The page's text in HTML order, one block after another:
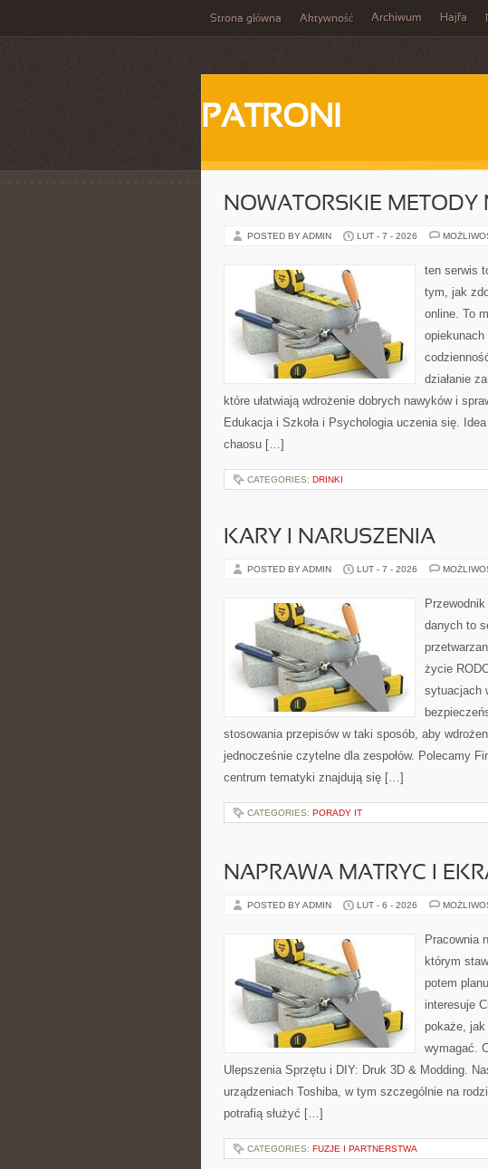
Strona główna Aktywność Archiwum Hajfa
PATRONI
NOWATORSKIE
POSTED BY ADMIN LUT - 7 - 2026
ten serwis
tym, jak
online. To
działanie
które ułatwiają wdrożenie dobrych nawyków i
Edukacja i Szkoła i Psychologia uczenia się.
chaosu […]
CATEGORIES: DRINKI
KARY I NARUSZENIA
POSTED BY ADMIN LUT - 7 - 2026
danych to
życie
sytuacjach
stosowania przepisów w taki sposób, aby
jednocześnie czytelne dla zespołów. Polecamy
centrum tematyki znajdują się […]
CATEGORIES: PORADY IT
NAPRAWA MATRYC I
POSTED BY ADMIN LUT - 6 - 2026
Pracownia
którym
potem
interesuje
pokaże, jak
wymagać.
Ulepszenia Sprzętu i DIY: Druk 3D & Modding.
urządzeniach Toshiba, w tym szczególnie na
potrafią służyć […]
CATEGORIES: FUZJE I PARTNERSTWA